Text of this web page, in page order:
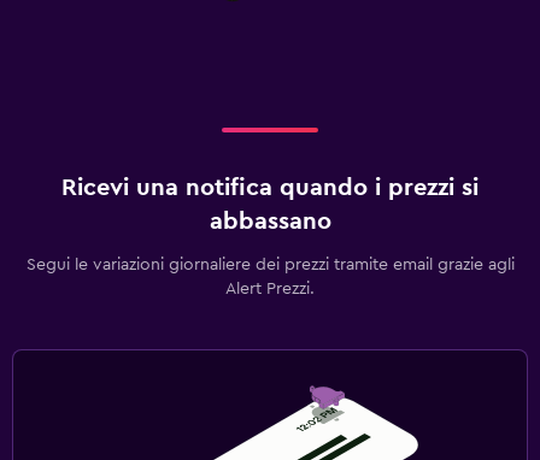
Ricevi una notifica quando i prezzi si
abbassano
Segui le variazioni giornaliere dei prezzi tramite email grazie agli
Alert Prezzi.